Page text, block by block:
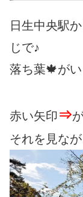
日生中央駅
じで♪
落ち葉🍁が
赤い矢印⇒
それを見な